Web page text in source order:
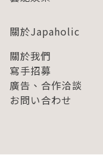
關於Japaholic
關於我們
寫手招募
廣告、合作洽談
お問い合わせ